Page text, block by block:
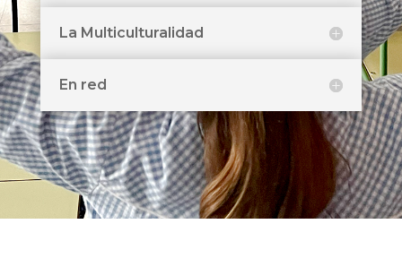
La Multiculturalidad
En red